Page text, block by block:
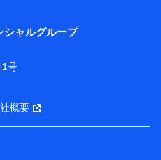
ため、またそれらに付帯、
NTTドコモ・フィナンシャ
サービスを案内、提供する
ビス利用履歴、ウェブサイ
契約内容等のパーソナルデ
趣味・嗜好・傾向に応じた
提案や広告の配信等を行う
実施のため
の実施のため
シャルグループ
1号
概要